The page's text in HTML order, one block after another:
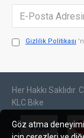
Gizlilik Politikası
Her Hakkı
KLC Bike
Göz atma